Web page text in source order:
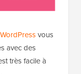
vous
avec des
très facile à